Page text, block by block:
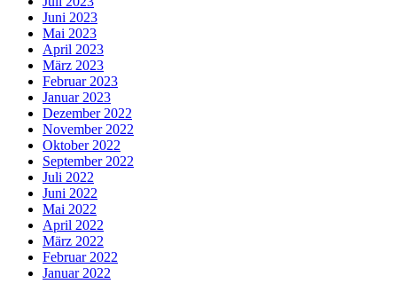
Juni 2023
Mai 2023
April 2023
März 2023
Februar 2023
Januar 2023
Dezember 2022
November 2022
Oktober 2022
September 2022
Juli 2022
Juni 2022
Mai 2022
April 2022
März 2022
Februar 2022
Januar 2022